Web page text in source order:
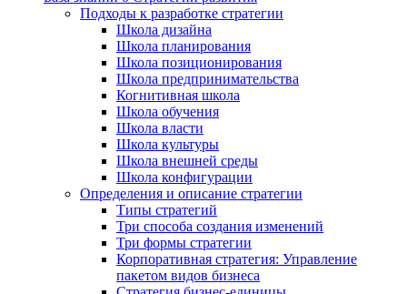
Подходы к разработке стратегии
Школа дизайна
Школа планирования
Школа позиционирования
Школа предпринимательства
Когнитивная школа
Школа обучения
Школа власти
Школа культуры
Школа внешней среды
Школа конфигурации
Определения и описание стратегии
Типы стратегий
Три способа создания изменений
Три формы стратегии
Корпоративная стратегия: Управление
пакетом видов бизнеса